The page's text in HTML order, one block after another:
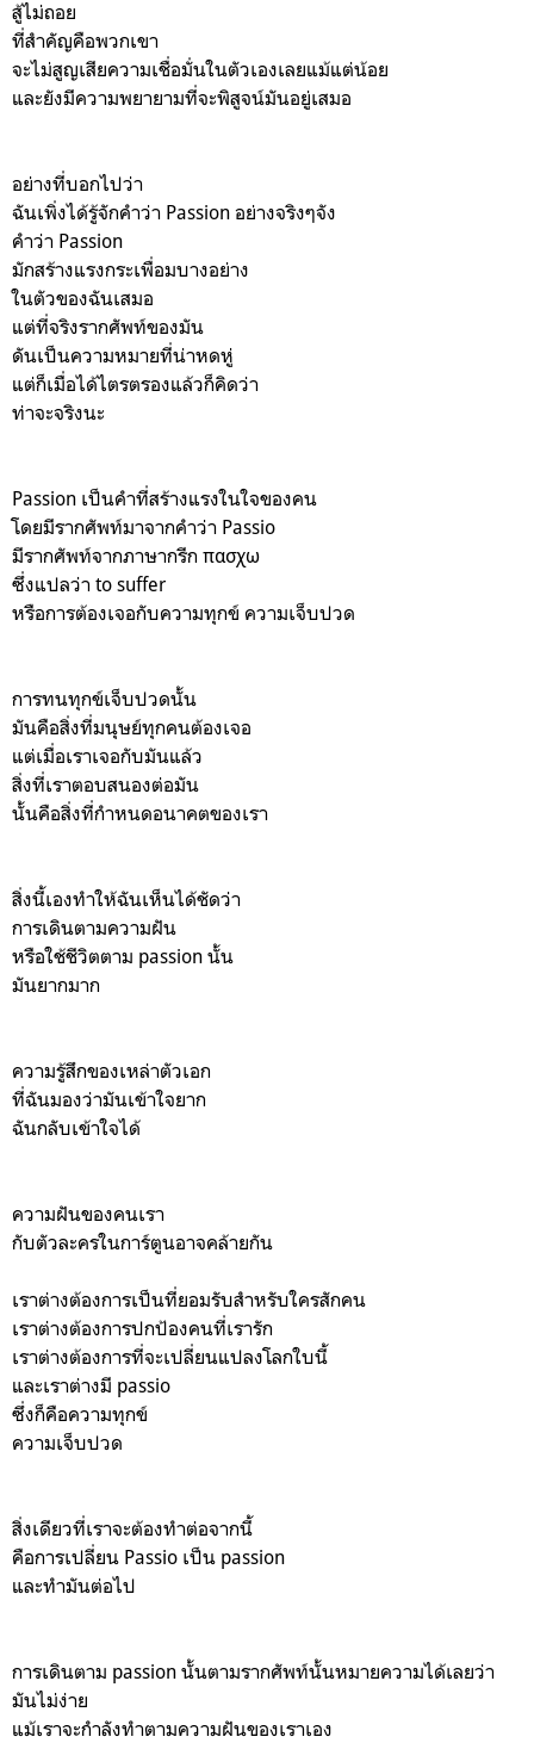
สู้ไม่ถอย
ที่สำคัญคือพวกเขา
จะไม่สูญเสียความเชื่อมั่นในตัวเองเลยแม้แต่น้อย
และยังมีความพยายามที่จะพิสูจน์มันอยู่เสมอ
อย่างที่บอกไปว่า
ฉันเพิ่งได้รู้จักคำว่า Passion อย่างจริงๆจัง
คำว่า Passion
มักสร้างแรงกระเพื่อมบางอย่าง
ในตัวของฉันเสมอ
แต่ที่จริงรากศัพท์ของมัน
ดันเป็นความหมายที่น่าหดหู่
แต่ก็เมื่อได้ไตรตรองแล้วก็คิดว่า
ท่าจะจริงนะ
Passion เป็นคำที่สร้างแรงในใจของคน
โดยมีรากศัพท์มาจากคำว่า Passio
มีรากศัพท์จากภาษากรีก πασχω
ซึ่งแปลว่า to suffer
หรือการต้องเจอกับความทุกข์ ความเจ็บปวด
การทนทุกข์เจ็บปวดนั้น
มันคือสิ่งที่มนุษย์ทุกคนต้องเจอ
แต่เมื่อเราเจอกับมันแล้ว
สิ่งที่เราตอบสนองต่อมัน
นั้นคือสิ่งที่กำหนดอนาคตของเรา
สิ่งนี้เองทำให้ฉันเห็นได้ชัดว่า
การเดินตามความฝัน
หรือใช้ชีวิตตาม passion นั้น
มันยากมาก
ความรู้สึกของเหล่าตัวเอก
ที่ฉันมองว่ามันเข้าใจยาก
ฉันกลับเข้าใจได้
ความฝันของคนเรา
กับตัวละครในการ์ตูนอาจคล้ายกัน
เราต่างต้องการเป็นที่ยอมรับสำหรับใครสักคน
เราต่างต้องการปกป้องคนที่เรารัก
เราต่างต้องการที่จะเปลี่ยนแปลงโลกใบนี้
และเราต่างมี passio
ซึ่งก็คือความทุกข์
ความเจ็บปวด
สิ่งเดียวที่เราจะต้องทำต่อจากนี้
คือการเปลี่ยน Passio เป็น passion
และทำมันต่อไป
การเดินตาม passion นั้นตามรากศัพท์นั้นหมายความได้เลยว่า
มันไม่ง่าย
แม้เราจะกำลังทำตามความฝันของเราเอง